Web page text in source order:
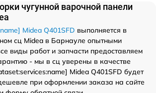
чугунной варочной панели
Midea Q401SFD выполняется в
сц Midea в Барнауле опытными
виды работ и запчасти предоставляем
- мы в сц уверены в качестве
Midea Q401SFD будет
при оформлении заказа на сайте